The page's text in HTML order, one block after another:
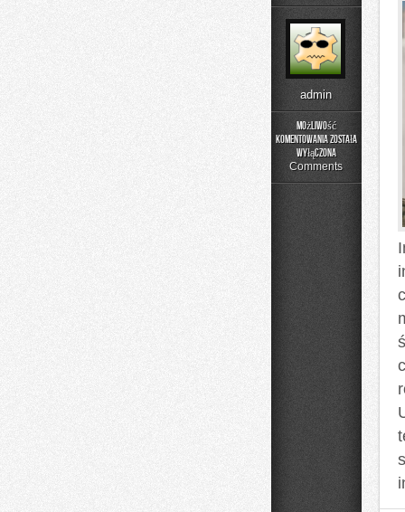
admin
Możliwość
komentowania
Poradniki
Użytkownika
została
wyłączona
Comments